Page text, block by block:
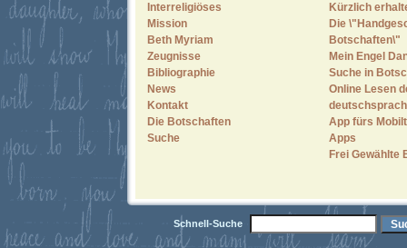
Interreligiöses
Mission
Beth Myriam
Zeugnisse
Bibliographie
News
Kontakt
Die Botschaften
Suche
Kürzlich
Die
Botschaften\"
Mein Engel
Suche in
Online Lesen
App fürs
Apps
Frei Gewählte
Schnell-Suche